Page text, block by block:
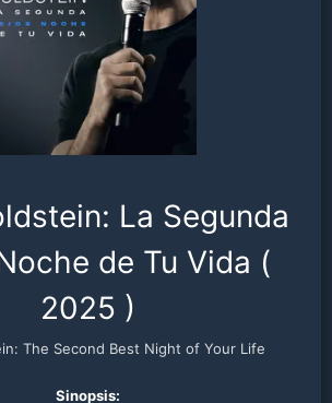
La Segunda
de Tu Vida (
2025 )
The Second Best Night of Your Life
Sinopsis: